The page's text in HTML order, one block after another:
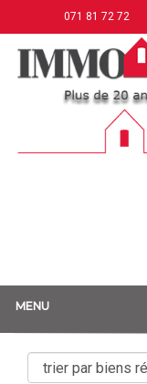
071 81 72 72
MENU